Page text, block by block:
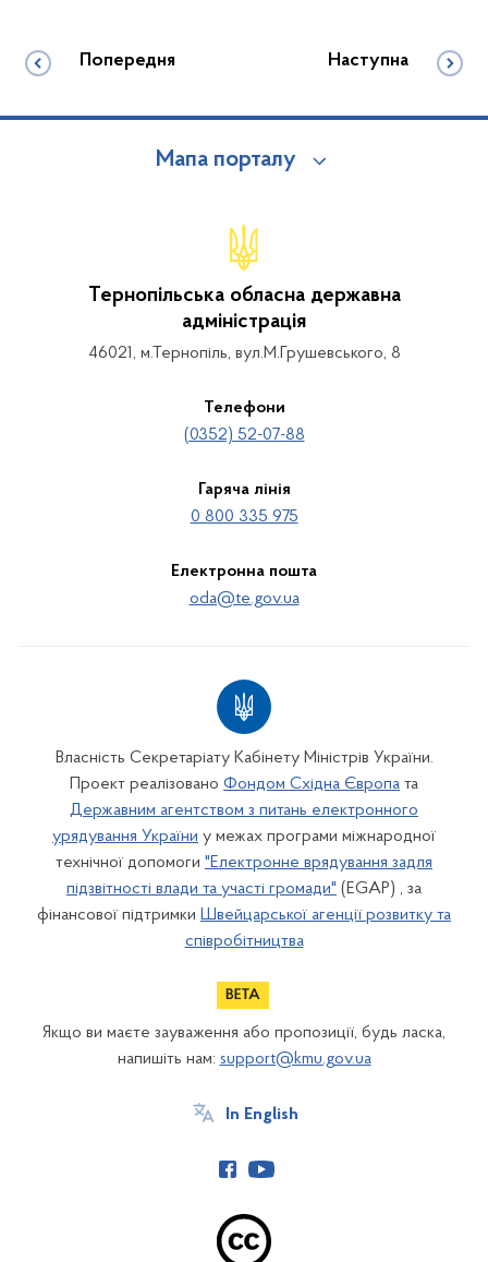
Попередня Наступна
Мапа порталу
Тернопільська обласна державна
адміністрація
46021, м.Тернопіль, вул.М.Грушевського, 8
Телефони
(0352) 52-07-88
Гаряча лінія
0 800 335 975
Електронна пошта
oda@te.gov.ua
Власність Секретаріату Кабінету Міністрів України.
Проект реалізовано Фондом Східна Європа та
Державним агентством з питань електронного
урядування України у межах програми міжнародної
технічної допомоги "Електронне врядування задля
підзвітності влади та участі громади" (EGAP) , за
фінансової підтримки Швейцарської агенції розвитку та
співробітництва
Якщо ви маєте зауваження або пропозиції, будь ласка,
напишіть нам: support@kmu.gov.ua
In English